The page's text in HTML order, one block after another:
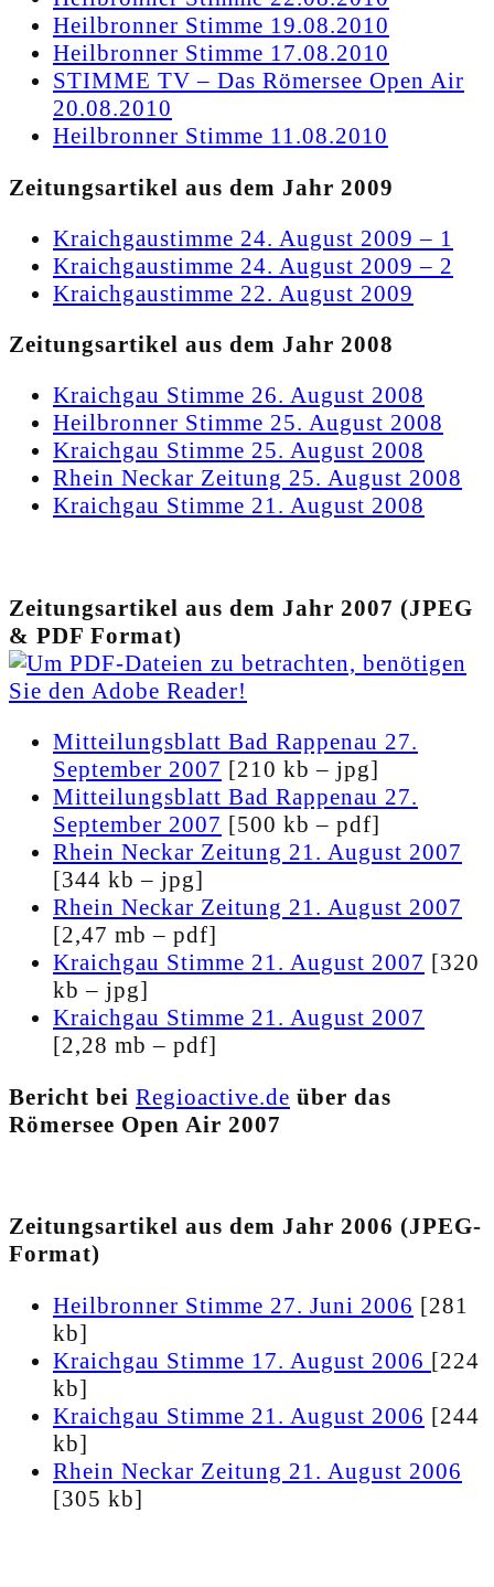
Heilbronner Stimme 19.08.2010
Heilbronner Stimme 17.08.2010
STIMME TV – Das Römersee Open Air
20.08.2010
Heilbronner Stimme 11.08.2010
Zeitungsartikel aus dem Jahr 2009
Kraichgaustimme 24. August 2009 – 1
Kraichgaustimme 24. August 2009 – 2
Kraichgaustimme 22. August 2009
Zeitungsartikel aus dem Jahr 2008
Kraichgau Stimme 26. August 2008
Heilbronner Stimme 25. August 2008
Kraichgau Stimme 25. August 2008
Rhein Neckar Zeitung 25. August 2008
Kraichgau Stimme 21. August 2008
Zeitungsartikel aus dem Jahr 2007 (JPEG
& PDF Format)
Mitteilungsblatt Bad Rappenau 27.
September 2007 [210 kb – jpg]
Mitteilungsblatt Bad Rappenau 27.
September 2007 [500 kb – pdf]
Rhein Neckar Zeitung 21. August 2007
[344 kb – jpg]
Rhein Neckar Zeitung 21. August 2007
[2,47 mb – pdf]
Kraichgau Stimme 21. August 2007 [320
kb – jpg]
Kraichgau Stimme 21. August 2007
[2,28 mb – pdf]
Bericht bei Regioactive.de über das
Römersee Open Air 2007
Zeitungsartikel aus dem Jahr 2006 (JPEG-
Format)
Heilbronner Stimme 27. Juni 2006 [281
kb]
Kraichgau Stimme 17. August 2006 [224
kb]
Kraichgau Stimme 21. August 2006 [244
kb]
Rhein Neckar Zeitung 21. August 2006
[305 kb]